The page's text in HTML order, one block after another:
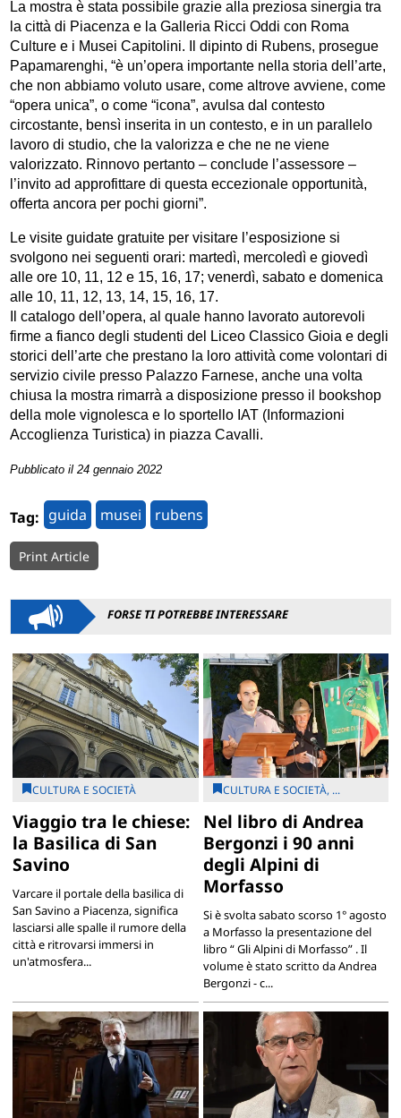
La mostra è stata possibile grazie alla preziosa sinergia tra
la città di Piacenza e la Galleria Ricci Oddi con Roma
Culture e i Musei Capitolini. Il dipinto di Rubens, prosegue
Papamarenghi, “è un’opera importante nella storia dell’arte,
che non abbiamo voluto usare, come altrove avviene, come
“opera unica”, o come “icona”, avulsa dal contesto
circostante, bensì inserita in un contesto, e in un parallelo
lavoro di studio, che la valorizza e che ne ne viene
valorizzato. Rinnovo pertanto – conclude l’assessore –
l’invito ad approfittare di questa eccezionale opportunità,
offerta ancora per pochi giorni”.
Le visite guidate gratuite per visitare l’esposizione si
svolgono nei seguenti orari: martedì, mercoledì e giovedì
alle ore 10, 11, 12 e 15, 16, 17; venerdì, sabato e domenica
alle 10, 11, 12, 13, 14, 15, 16, 17.
Il catalogo dell’opera, al quale hanno lavorato autorevoli
firme a fianco degli studenti del Liceo Classico Gioia e degli
storici dell’arte che prestano la loro attività come volontari di
servizio civile presso Palazzo Farnese, anche una volta
chiusa la mostra rimarrà a disposizione presso il bookshop
della mole vignolesca e lo sportello IAT (Informazioni
Accoglienza Turistica) in piazza Cavalli.
Pubblicato il 24 gennaio 2022
Tag: guida musei rubens
Print Article
FORSE TI POTREBBE INTERESSARE
CULTURA E SOCIETÀ
Viaggio tra le chiese:
la Basilica di San
Savino
Varcare il portale della basilica di
San Savino a Piacenza, significa
lasciarsi alle spalle il rumore della
città e ritrovarsi immersi in
un'atmosfera...
CULTURA E SOCIETÀ, ...
Nel libro di Andrea
Bergonzi i 90 anni
degli Alpini di
Morfasso
Si è svolta sabato scorso 1° agosto
a Morfasso la presentazione del
libro “ Gli Alpini di Morfasso” . Il
volume è stato scritto da Andrea
Bergonzi - c...